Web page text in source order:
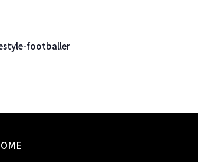
footballer